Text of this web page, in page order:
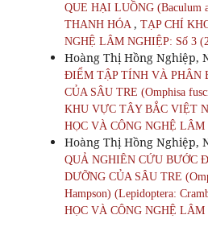
QUE HẠI LUỒNG (Baculum
THANH HÓA , TẠP CHÍ
NGHỆ LÂM NGHIỆP: Số 3
Hoàng Thị Hồng Nghiệp,
ĐIỂM TẬP TÍNH VÀ PHÂN
CỦA SÂU TRE (Omphisa
KHU VỰC TÂY BẮC VIỆT
HỌC VÀ CÔNG NGHỆ LÂM
Hoàng Thị Hồng Nghiệp,
QUẢ NGHIÊN CỨU BƯỚC
DƯỠNG CỦA SÂU TRE
Hampson) (Lepidoptera:
HỌC VÀ CÔNG NGHỆ LÂM